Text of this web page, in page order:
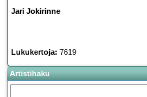
Jari Jokirinne
Lukukertoja: 7619
Artistihaku